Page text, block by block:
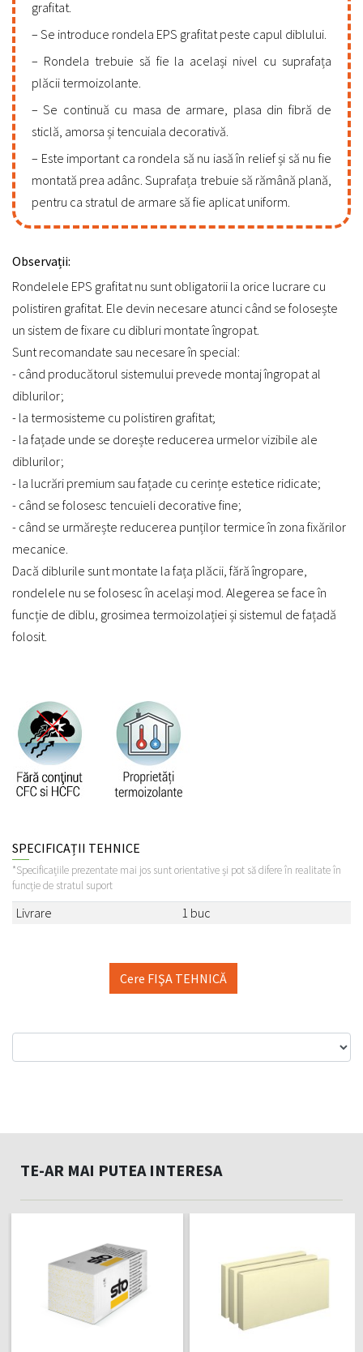
grafitat.
Se introduce rondela EPS grafitat peste capul diblului.
Rondela trebuie să fie la același nivel cu suprafața
plăcii termoizolante.
Se continuă cu masa de armare, plasa din fibră de
sticlă, amorsa și tencuiala decorativă.
Este important ca rondela să nu iasă în relief și să nu fie
montată prea adânc. Suprafața trebuie să rămână plană,
pentru ca stratul de armare să fie aplicat uniform.
Observații:
Rondelele EPS grafitat nu sunt obligatorii la orice lucrare cu
polistiren grafitat. Ele devin necesare atunci când se folosește
un sistem de fixare cu dibluri montate îngropat.
Sunt recomandate sau necesare în special:
- când producătorul sistemului prevede montaj îngropat al
diblurilor;
- la termosisteme cu polistiren grafitat;
- la fațade unde se dorește reducerea urmelor vizibile ale
diblurilor;
- la lucrări premium sau fațade cu cerințe estetice ridicate;
- când se folosesc tencuieli decorative fine;
- când se urmărește reducerea punților termice în zona fixărilor
mecanice.
Dacă diblurile sunt montate la fața plăcii, fără îngropare,
rondelele nu se folosesc în același mod. Alegerea se face în
funcție de diblu, grosimea termoizolației și sistemul de fațadă
folosit.
SPECIFICAȚII TEHNICE
*Specificațiile prezentate mai jos sunt orientative și pot să difere în realitate în
funcție de stratul suport
Livrare 1 buc
Cere FIŞA TEHNICĂ
TE-AR MAI PUTEA INTERESA